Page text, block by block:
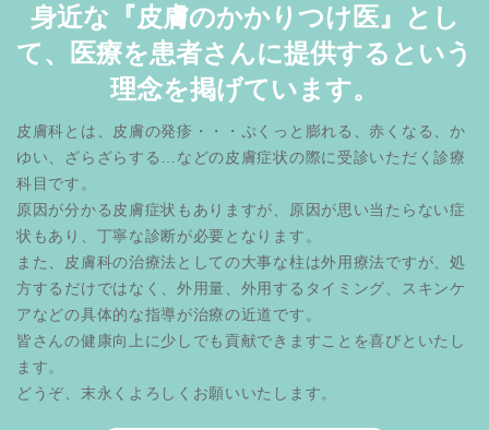
身近な『皮膚のかかりつけ医』とし
て、医療を患者さんに提供するという
理念を掲げています。
皮膚科とは、皮膚の発疹・・・ぷくっと膨れる、赤くなる、か
ゆい、ざらざらする…などの皮膚症状の際に受診いただく診療
科目です。
原因が分かる皮膚症状もありますが、原因が思い当たらない症
状もあり、丁寧な診断が必要となります。
また、皮膚科の治療法としての大事な柱は外用療法ですが、処
方するだけではなく、外用量、外用するタイミング、スキンケ
アなどの具体的な指導が治療の近道です。
皆さんの健康向上に少しでも貢献できますことを喜びといたし
ます。
どうぞ、末永くよろしくお願いいたします。